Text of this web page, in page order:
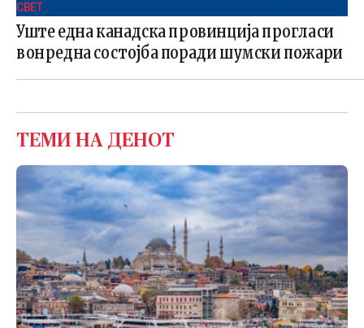
СВЕТ .
Уште една канадска провинција прогласи
вонредна состојба поради шумски пожари
ТЕМИ НА ДЕНОТ